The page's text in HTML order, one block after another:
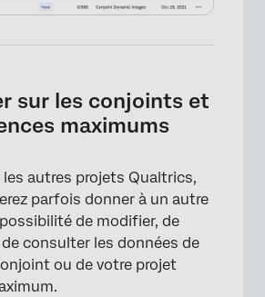
×
sur les conjoints et
maximums
autres projets Qualtrics,
parfois donner à un autre
de modifier, de
consulter les données de
ou de votre projet